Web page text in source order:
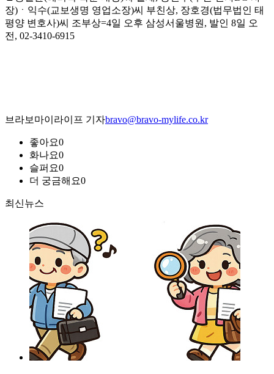
장)ㆍ익수(교보생명 영업소장)씨 부친상, 장호경(법무법인 태
평양 변호사)씨 조부상=4일 오후 삼성서울병원, 발인 8일 오
전, 02-3410-6915
브라보마이라이프 기자bravo@bravo-mylife.co.kr
좋아요0
화나요0
슬퍼요0
더 궁금해요0
최신뉴스